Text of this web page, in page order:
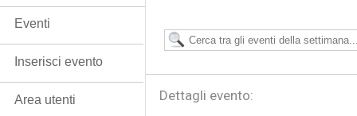
Dettagli evento:
Eventi
Inserisci evento
Area utenti